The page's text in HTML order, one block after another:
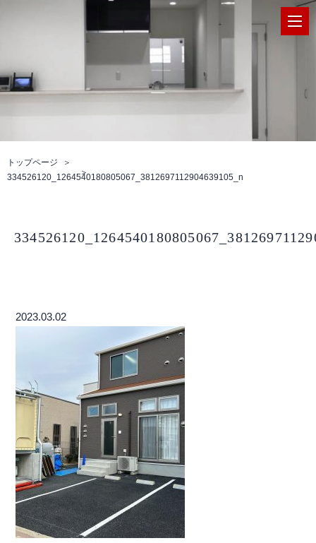
トップページ
334526120_1264540180805067_3812697112904639105_n
2023.03.02